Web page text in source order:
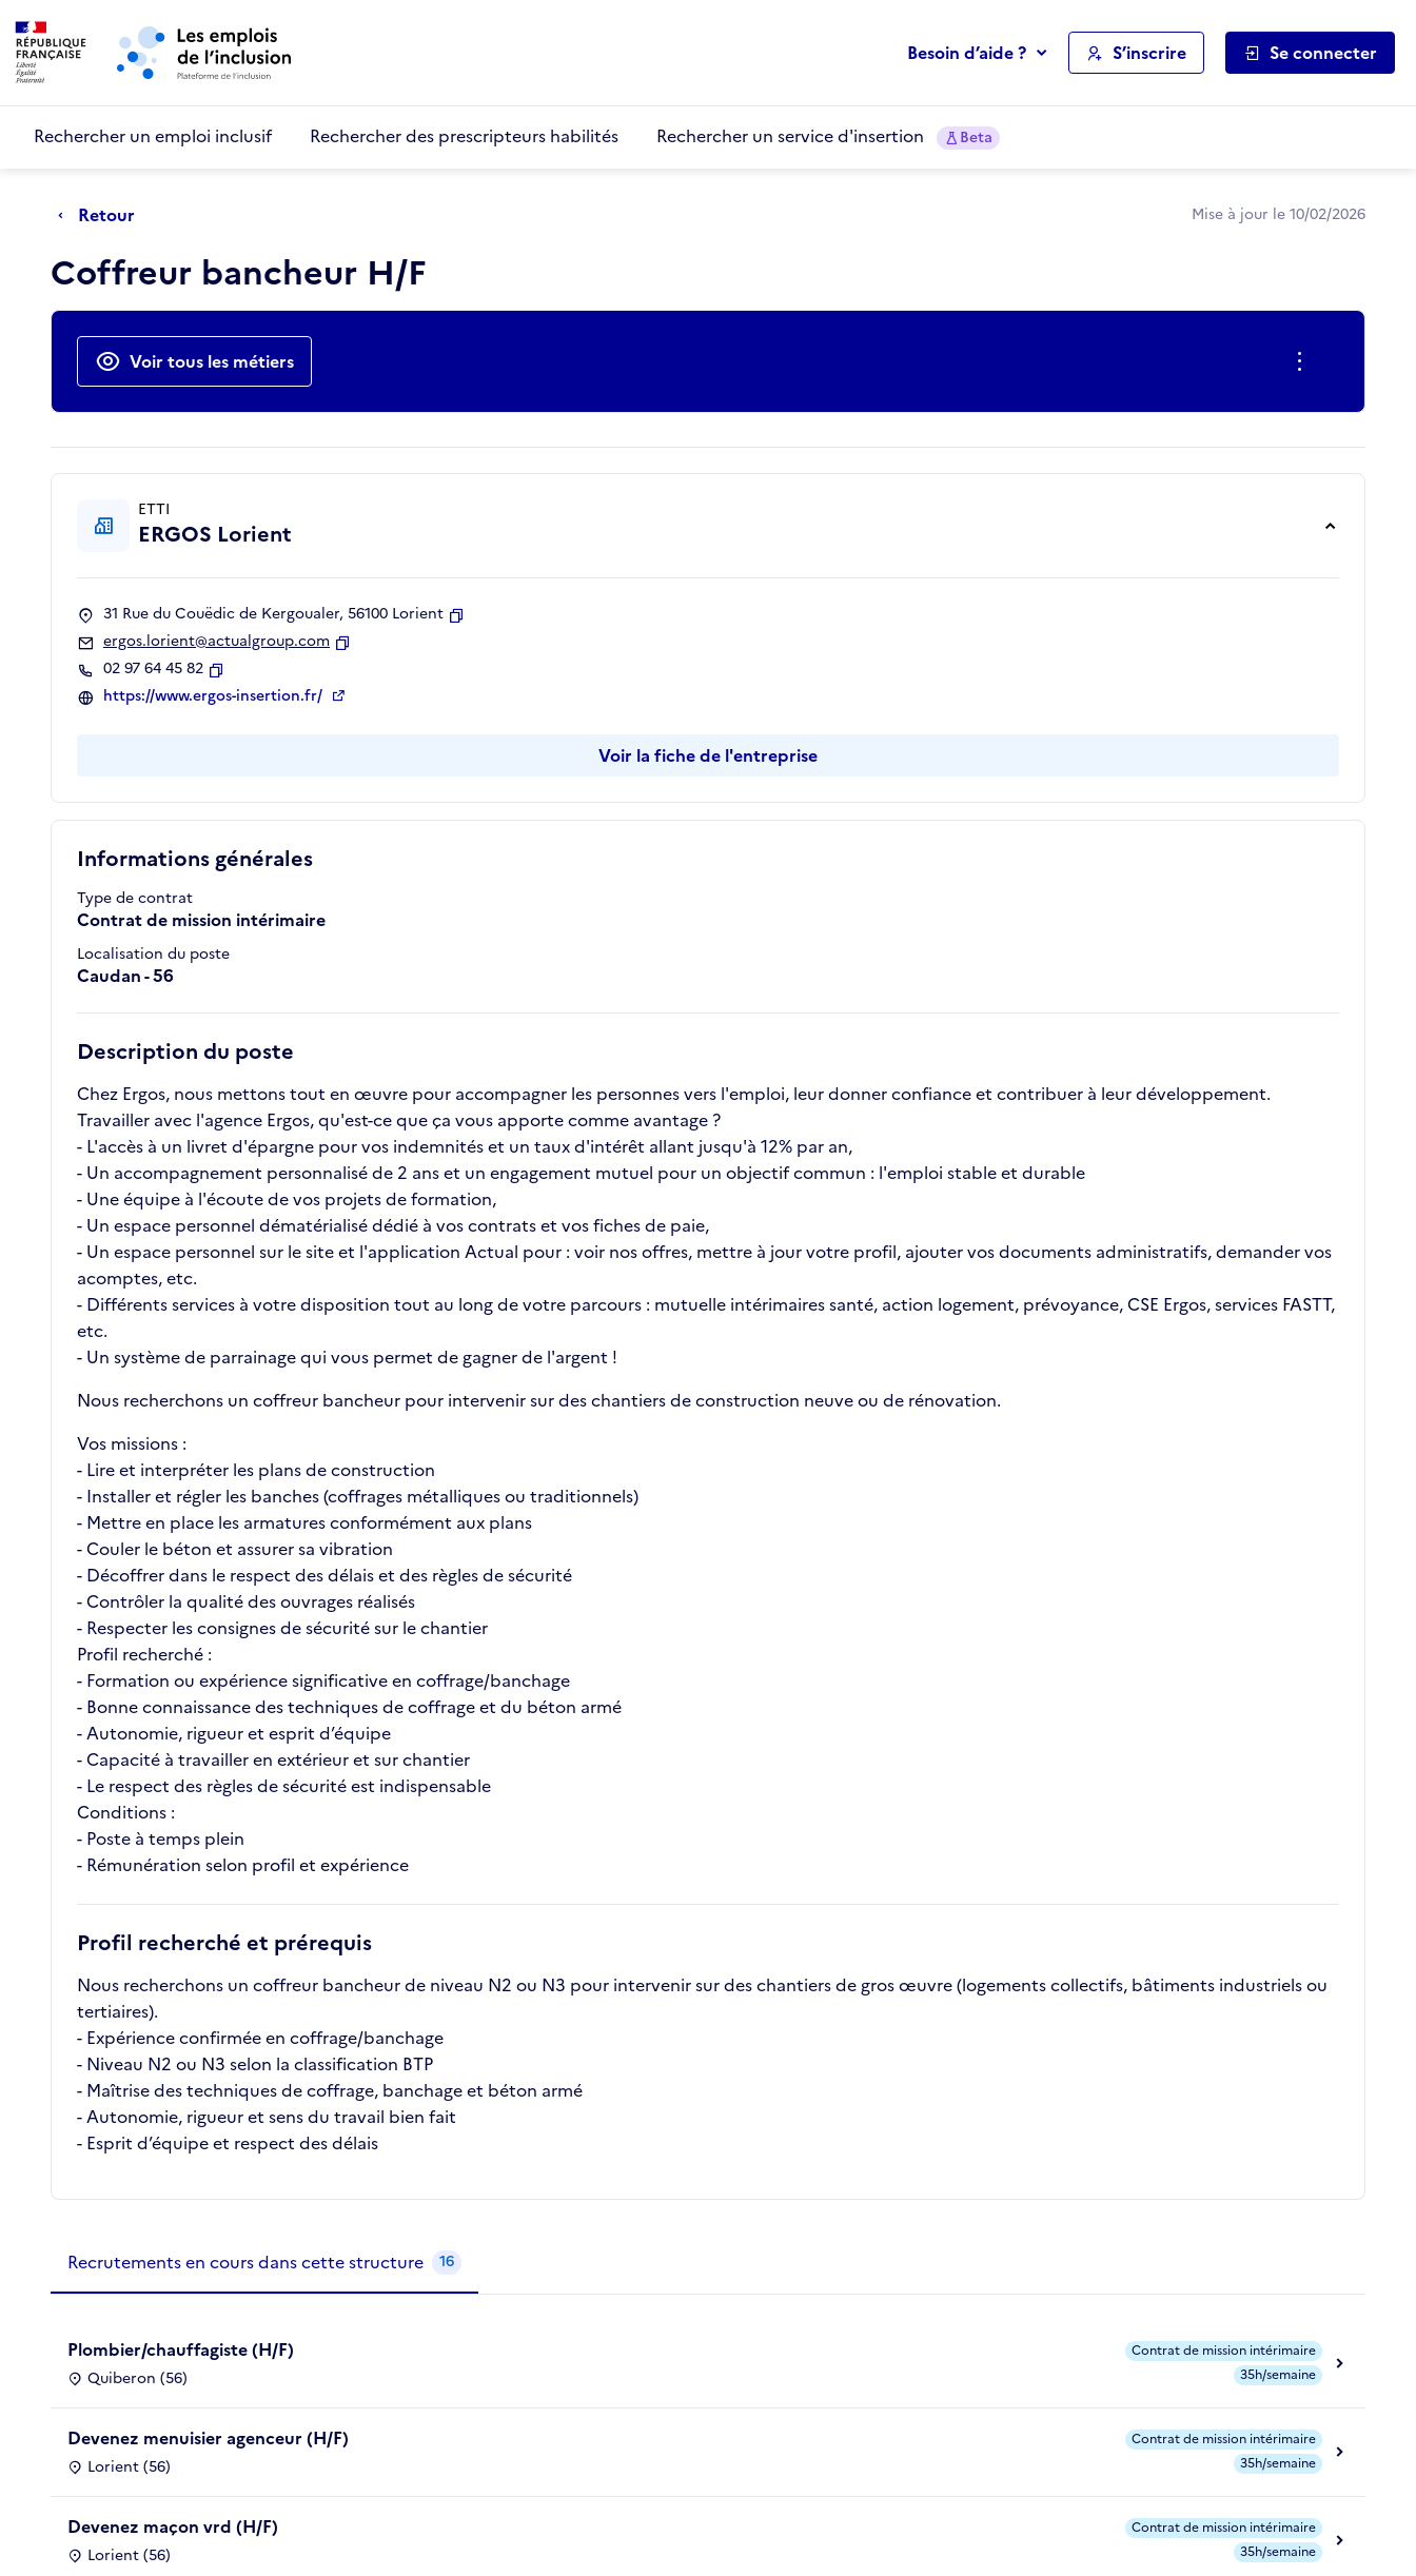
Aller au menu principal
Besoin d’aide ? S’inscrire Se connecter
Rechercher un emploi inclusif Rechercher des prescripteurs habilités Rechercher un service d'insertion Beta
Retour Mise à jour le 10/02/2026
Coffreur bancheur H/F
Actions rapides
Voir tous les métiers
Informations générales
Type de contrat
Contrat de mission intérimaire
Localisation du poste
Caudan - 56
Description du poste
Chez Ergos, nous mettons tout en œuvre pour accompagner les personnes vers l'emploi, leur donner confiance et contribuer à leur développement.
Travailler avec l'agence Ergos, qu'est-ce que ça vous apporte comme avantage ?
- L'accès à un livret d'épargne pour vos indemnités et un taux d'intérêt allant jusqu'à 12% par an,
- Un accompagnement personnalisé de 2 ans et un engagement mutuel pour un objectif commun : l'emploi stable et durable
- Une équipe à l'écoute de vos projets de formation,
- Un espace personnel dématérialisé dédié à vos contrats et vos fiches de paie,
- Un espace personnel sur le site et l'application Actual pour : voir nos offres, mettre à jour votre profil, ajouter vos documents administratifs, demander vos
acomptes, etc.
- Différents services à votre disposition tout au long de votre parcours : mutuelle intérimaires santé, action logement, prévoyance, CSE Ergos, services FASTT,
etc.
- Un système de parrainage qui vous permet de gagner de l'argent !
Nous recherchons un coffreur bancheur pour intervenir sur des chantiers de construction neuve ou de rénovation.
Vos missions :
- Lire et interpréter les plans de construction
- Installer et régler les banches (coffrages métalliques ou traditionnels)
- Mettre en place les armatures conformément aux plans
- Couler le béton et assurer sa vibration
- Décoffrer dans le respect des délais et des règles de sécurité
- Contrôler la qualité des ouvrages réalisés
- Respecter les consignes de sécurité sur le chantier
Profil recherché :
- Formation ou expérience significative en coffrage/banchage
- Bonne connaissance des techniques de coffrage et du béton armé
- Autonomie, rigueur et esprit d’équipe
- Capacité à travailler en extérieur et sur chantier
- Le respect des règles de sécurité est indispensable
Conditions :
- Poste à temps plein
- Rémunération selon profil et expérience
Profil recherché et prérequis
Nous recherchons un coffreur bancheur de niveau N2 ou N3 pour intervenir sur des chantiers de gros œuvre (logements collectifs, bâtiments industriels ou
tertiaires).
- Expérience confirmée en coffrage/banchage
- Niveau N2 ou N3 selon la classification BTP
- Maîtrise des techniques de coffrage, banchage et béton armé
- Autonomie, rigueur et sens du travail bien fait
- Esprit d’équipe et respect des délais
ETTI
ERGOS Lorient
31 Rue du Couëdic de Kergoualer, 56100 Lorient
ergos.lorient@actualgroup.com
02 97 64 45 82
Copier
https://www.ergos-insertion.fr/
Voir la fiche de l'entreprise
Recrutements de la structure
Recrutements en cours dans cette structure 16
Plombier/chauffagiste (H/F)
Quiberon (56)
Contrat de mission intérimaire
35h/semaine
Devenez menuisier agenceur (H/F)
Lorient (56)
Contrat de mission intérimaire
35h/semaine
Devenez maçon vrd (H/F)
Lorient (56)
Contrat de mission intérimaire
35h/semaine